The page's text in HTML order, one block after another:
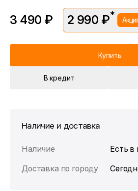
3 490 ₽ 2 990 ₽*
Цена без скидки —3 490 ₽. Подробности
Купить
В кредит
Наличие и доставка
Наличие
Есть в
Доставка по городу